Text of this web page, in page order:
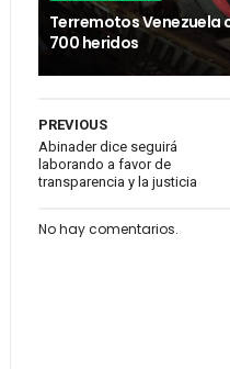
Terremotos Venezuela
700 heridos
PREVIOUS
Abinader dice seguirá
laborando a favor de
transparencia y la justicia
No hay comentarios.